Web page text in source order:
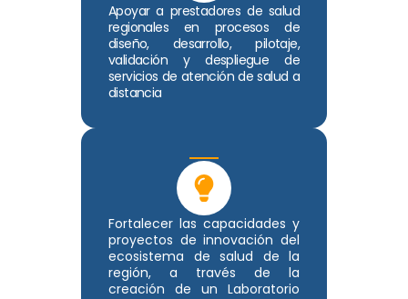
Apoyar a prestadores de salud
regionales en procesos de
diseño, desarrollo, pilotaje,
validación y despliegue de
servicios de atención de salud a
distancia
Fortalecer las capacidades y
proyectos de innovación del
ecosistema de salud de la
región, a través de la
creación de un Laboratorio